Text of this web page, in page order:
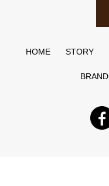
HOME STORY
BRAND